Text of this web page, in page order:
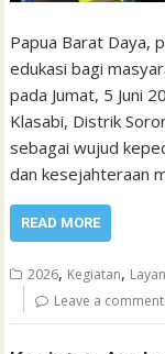
Papua Barat Daya,
edukasi bagi
pada Jumat, 5 Juni
Klasabi, Distrik
sebagai wujud
dan kesejahteraan
READ MORE
2026, Kegiatan,
Leave a comment